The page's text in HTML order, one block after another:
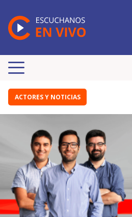
ACTORES Y NOTICIAS